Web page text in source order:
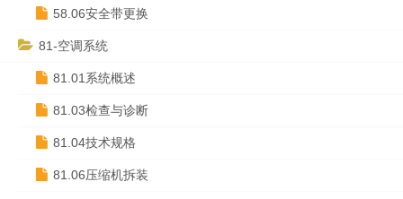
58.06安全带更换
81-空调系统
81.01系统概述
81.03检查与诊断
81.04技术规格
81.06压缩机拆装